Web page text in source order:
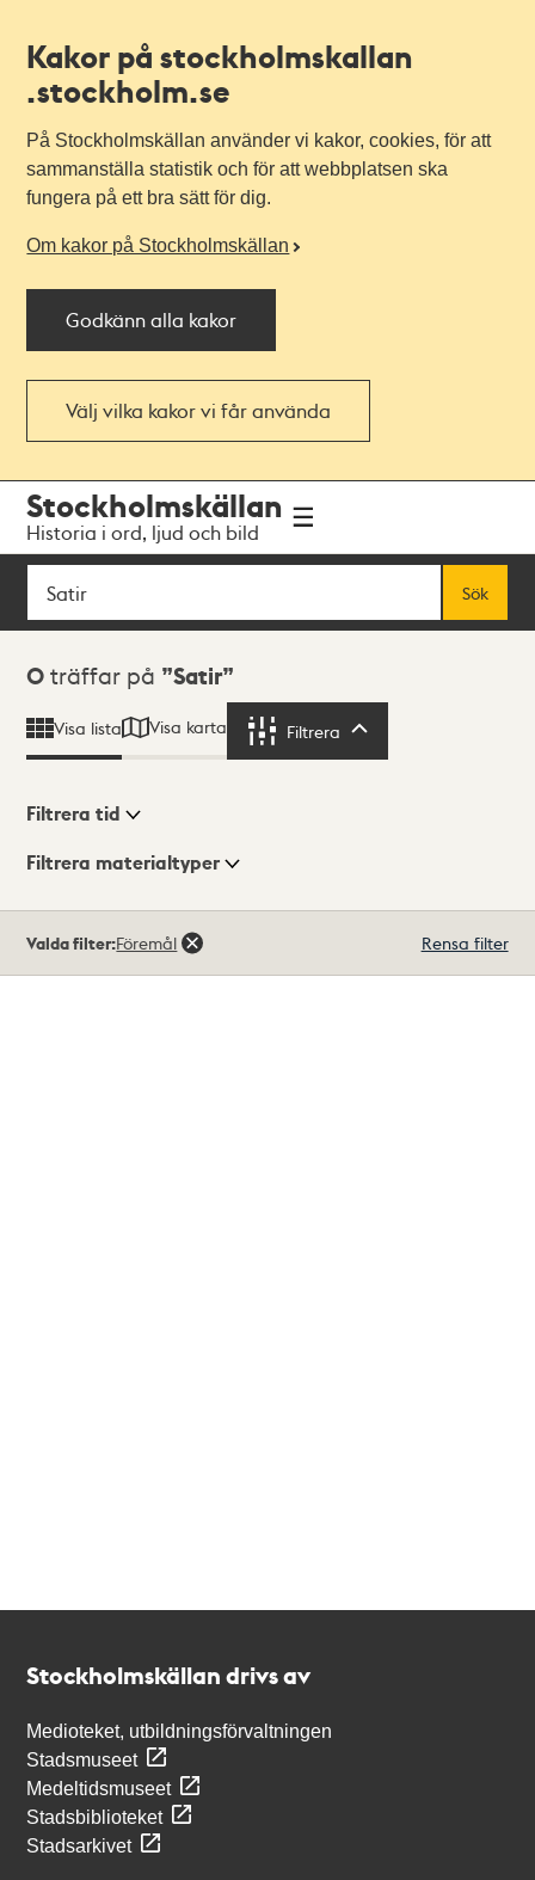
Kakor på stockholmskallan
.stockholm.se
På Stockholmskällan använder vi kakor, cookies, för att
sammanställa statistik och för att webbplatsen ska
fungera på ett bra sätt för dig.
Om kakor på Stockholmskällan
Godkänn alla kakor
Välj vilka kakor vi får använda
navigationen
huvudinnehållet
Stockholmskällan
Historia i ord, ljud och bild
Sök
Sök
Sökresultat
0 träffar på Satir
Visa lista Visa karta Filtrera
Visningsläge
Filtrera tid
Filtrera materialtyper
träffar
Valda filter:Föremål Rensa filter
Stockholmskällan drivs av
Medioteket, utbildningsförvaltningen
Stadsmuseet
Medeltidsmuseet
Stadsbiblioteket
Stadsarkivet